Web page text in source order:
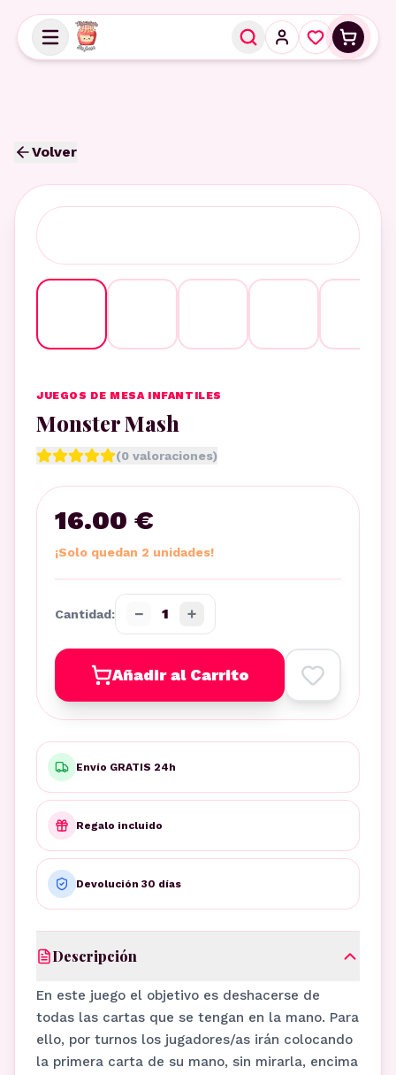
Volver
JUEGOS DE MESA INFANTILES
Monster Mash
(0 valoraciones)
16.00 €
¡Solo quedan 2 unidades!
Cantidad: − 1 +
Añadir al Carrito
Envío GRATIS 24h
Regalo incluido
Devolución 30 días
Descripción
En este juego el objetivo es deshacerse de
todas las cartas que se tengan en la mano. Para
ello, por turnos los jugadores/as irán colocando
la primera carta de su mano, sin mirarla, encima